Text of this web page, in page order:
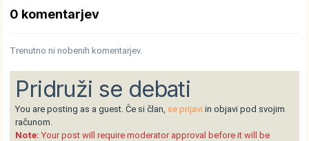
0 komentarjev
Trenutno ni nobenih komentarjev.
Pridruži se debati
You are posting as a guest. Če si član, se prijavi in objavi pod svojim
računom.
Note: Your post will require moderator approval before it will be